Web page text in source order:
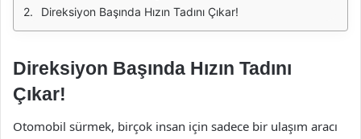
Direksiyon Başında Hızın Tadını Çıkar!
Direksiyon Başında Hızın Tadını
Çıkar!
Otomobil sürmek, birçok insan için sadece bir ulaşım aracı